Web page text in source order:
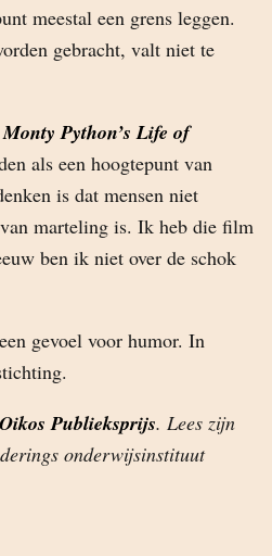
meestal een grens leggen.
gebracht, valt niet te
Monty Python’s Life of
als een hoogtepunt van
is dat mensen niet
marteling is. Ik heb die film
ben ik niet over de schok
gevoel voor humor. In
Oikos Publieksprijs. Lees zijn
onderwijsinstituut